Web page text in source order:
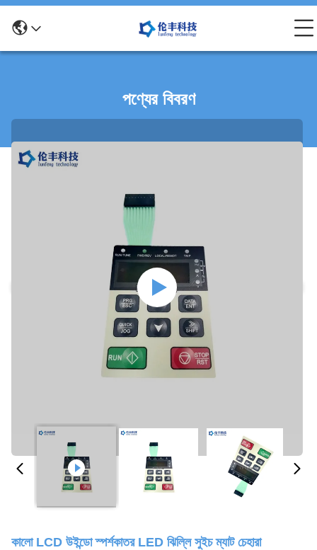
পণ্যের বিবরণ
কালো LCD উইন্ডো স্পর্শকাতর LED ঝিল্লি সুইচ ম্যাট চেহারা